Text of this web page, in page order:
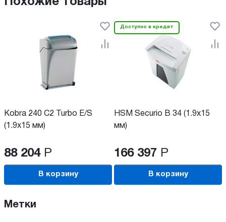
Kobra 240 C2 Turbo E/S
(1.9x15 мм)
88 204 Р
В корзину
Доступно в кредит
HSM Securio B 34 (1.9x15
мм)
166 397 Р
В корзину
Метки